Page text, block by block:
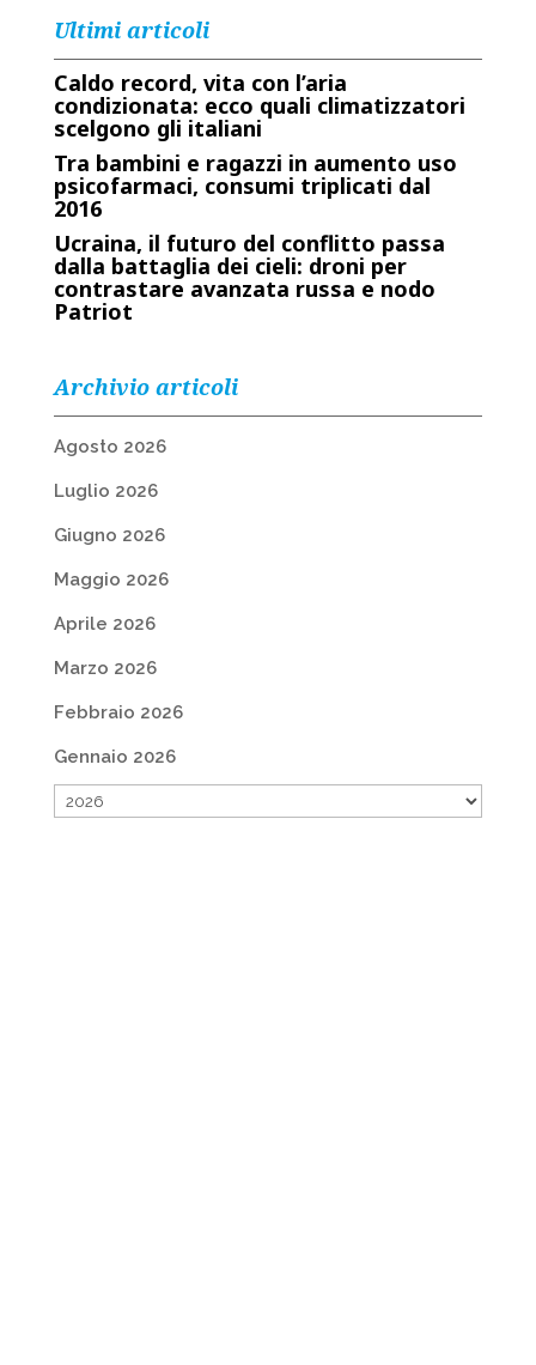
Ultimi articoli
Caldo record, vita con l’aria
condizionata: ecco quali climatizzatori
scelgono gli italiani
Tra bambini e ragazzi in aumento uso
psicofarmaci, consumi triplicati dal
2016
Ucraina, il futuro del conflitto passa
dalla battaglia dei cieli: droni per
contrastare avanzata russa e nodo
Patriot
Archivio articoli
Agosto 2026
Luglio 2026
Giugno 2026
Maggio 2026
Aprile 2026
Marzo 2026
Febbraio 2026
Gennaio 2026